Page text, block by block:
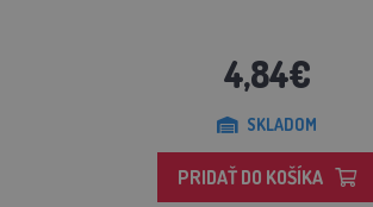
4,84€
SKLADOM
PRIDAŤ DO KOŠÍKA